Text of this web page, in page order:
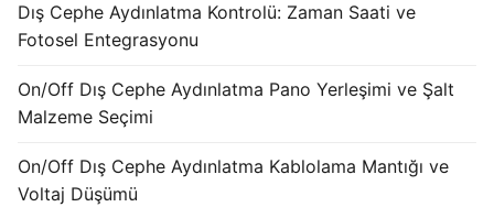
Arabic
Dış Cephe Aydınlatma Kontrolü: Zaman Saati ve
Fotosel Entegrasyonu
On/Off Dış Cephe Aydınlatma Pano Yerleşimi ve Şalt
Malzeme Seçimi
On/Off Dış Cephe Aydınlatma Kablolama Mantığı ve
Voltaj Düşümü